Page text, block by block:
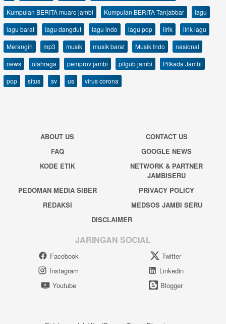
Kumpulan BERITA muaro jambi
Kumpulan BERITA Tanjabbar
lagu
lagu barat
lagu dangdut lagu indo lagu pop lirik
lirik lagu
Merangin
mp3 musik musik barat Musik Indo
nasional
news
olahraga pemprov jambi pilgub jambi
Pilkada Jambi
pop
situs sv us virus corona
ABOUT US
CONTACT US
FAQ
GOOGLE NEWS
KODE ETIK
NETWORK & PARTNER
JAMBISERU
PEDOMAN MEDIA SIBER
PRIVACY POLICY
REDAKSI
MEDSOS JAMBI SERU
DISCLAIMER
JARINGAN SOCIAL
Facebook
Twitter
Instagram
Linkedin
Youtube
Blogger